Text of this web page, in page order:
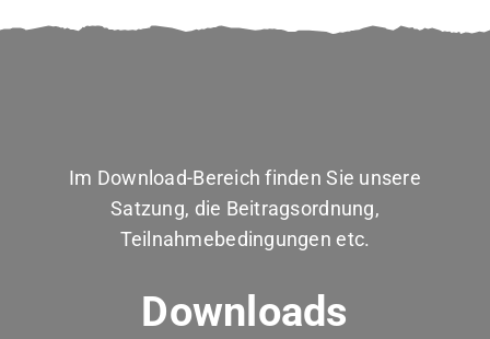
Im Download-Bereich finden Sie unsere
Satzung, die Beitragsordnung,
Teilnahmebedingungen etc.
Downloads